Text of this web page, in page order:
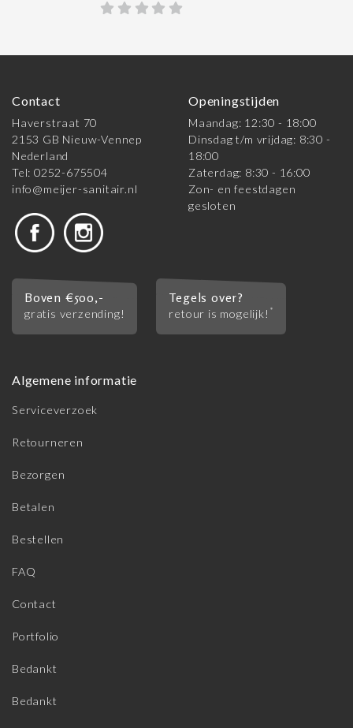
Contact
Haverstraat 70
2153 GB Nieuw-Vennep
Nederland
Tel: 0252-675504
info@meijer-sanitair.nl
Openingstijden
Maandag: 12:30 - 18:00
Dinsdag t/m vrijdag: 8:30 -
18:00
Zaterdag: 8:30 - 16:00
Zon- en feestdagen
gesloten
Boven €500,-
gratis verzending!
Tegels over?
retour is mogelijk! *
Algemene informatie
Serviceverzoek
Retourneren
Bezorgen
Betalen
Bestellen
FAQ
Contact
Portfolio
Bedankt
Bedankt